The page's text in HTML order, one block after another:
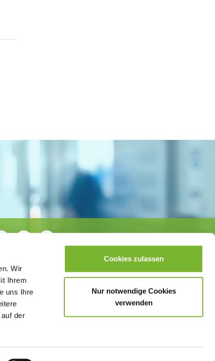
Wir
Ihrem
uns Ihre
der
Cookies zulassen
Nur notwendige Cookies
verwenden